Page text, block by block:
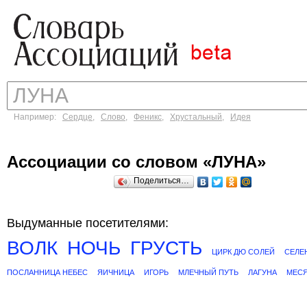
Например: Сердце, Слово, Феникс, Хрустальный, Идея
Ассоциации со словом «ЛУНА»
Поделиться…
Выдуманные посетителями:
ВОЛК НОЧЬ ГРУСТЬ ЦИРК ДЮ СОЛЕЙ
ПОСЛАННИЦА НЕБЕС ЯИЧНИЦА ИГОРЬ МЛЕЧНЫЙ ПУТЬ ЛАГУНА